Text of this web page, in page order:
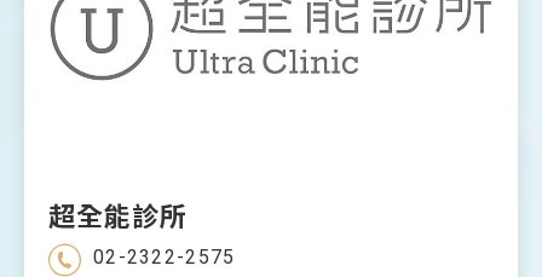
超全能診所
02-2322-2575